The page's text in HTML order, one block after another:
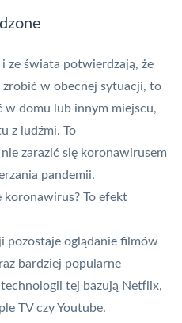
i ze świata potwierdzają, że
zrobić w obecnej sytuacji, to
domu lub innym miejscu,
z ludźmi. To
zarazić się koronawirusem
pandemii.
koronawirus? To efekt
pozostaje oglądanie filmów
bardziej popularne
tej bazują Netflix,
TV czy Youtube.